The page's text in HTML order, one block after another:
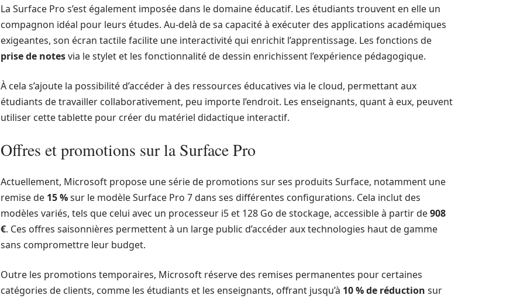
La Surface Pro s’est également imposée dans le domaine éducatif. Les étudiants trouvent en elle un
compagnon idéal pour leurs études. Au-delà de sa capacité à exécuter des applications académiques
exigeantes, son écran tactile facilite une interactivité qui enrichit l’apprentissage. Les fonctions de
prise de notesvia le stylet et les fonctionnalité de dessin enrichissent l’expérience pédagogique.
À cela s’ajoute la possibilité d’accéder à des ressources éducatives via le cloud, permettant aux
étudiants de travailler collaborativement, peu importe l’endroit. Les enseignants, quant à eux, peuvent
utiliser cette tablette pour créer du matériel didactique interactif.
Offres et promotions sur la Surface Pro
Actuellement, Microsoft propose une série de promotions sur ses produits Surface, notamment une
remise de 15 %sur le modèle Surface Pro 7 dans ses différentes configurations. Cela inclut des
modèles variés, tels que celui avec un processeur i5 et 128 Go de stockage, accessible à partir de908
€. Ces offres saisonnières permettent à un large public d’accéder aux technologies haut de gamme
sans compromettre leur budget.
Outre les promotions temporaires, Microsoft réserve des remises permanentes pour certaines
catégories de clients, comme les étudiants et les enseignants, offrant jusqu’à 10 % de réduction sur